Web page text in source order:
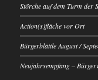
Störche auf dem Turm der
Action(s)fläche vor Ort
Bürgerblättle August /
Neujahrsempfang –